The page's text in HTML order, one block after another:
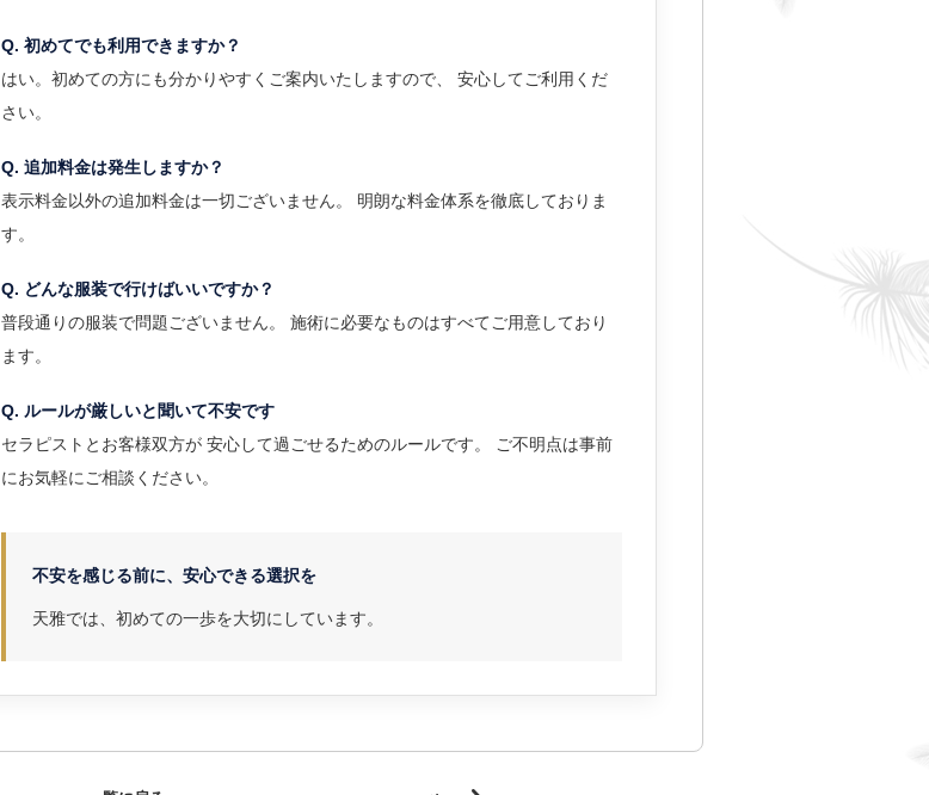
Q. 初めてでも利用できますか？
はい。初めての方にも分かりやすくご案内いたしますので、 安心してご利用くだ
さい。
Q. 追加料金は発生しますか？
表示料金以外の追加料金は一切ございません。 明朗な料金体系を徹底しておりま
す。
Q. どんな服装で行けばいいですか？
普段通りの服装で問題ございません。 施術に必要なものはすべてご用意しており
ます。
Q. ルールが厳しいと聞いて不安です
セラピストとお客様双方が 安心して過ごせるためのルールです。 ご不明点は事前
にお気軽にご相談ください。
不安を感じる前に、安心できる選択を
天雅では、初めての一歩を大切にしています。